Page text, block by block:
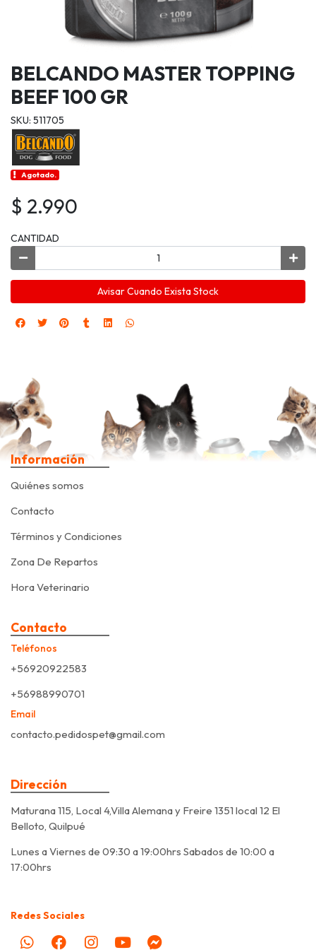
BELCANDO MASTER TOPPING
BEEF 100 GR
SKU: 511705
Agotado.
$ 2.990
CANTIDAD
Avisar Cuando Exista Stock
Información
Quiénes somos
Contacto
Términos y Condiciones
Zona De Repartos
Hora Veterinario
Contacto
Teléfonos
+56920922583
+56988990701
Email
contacto.pedidospet@gmail.com
Dirección
Maturana 115, Local 4,Villa Alemana y Freire 1351 local 12 El
Belloto, Quilpué
Lunes a Viernes de 09:30 a 19:00hrs Sabados de 10:00 a
17:00hrs
Redes Sociales